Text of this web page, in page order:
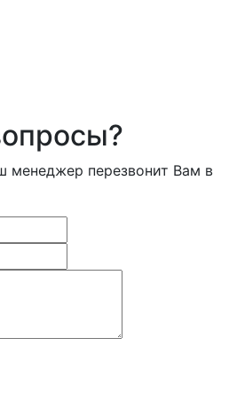
менеджер перезвонит Вам в